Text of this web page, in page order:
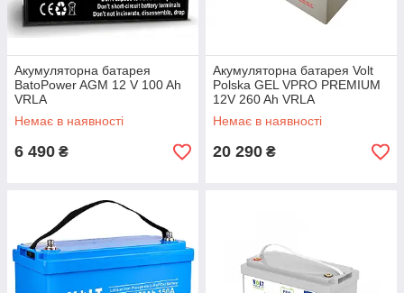
Акумуляторна батарея
BatoPower AGM 12 V 100 Ah
VRLA
Немає в наявності
6 490 ₴
Акумуляторна батарея Volt
Polska GEL VPRO PREMIUM
12V 260 Ah VRLA
Немає в наявності
20 290 ₴